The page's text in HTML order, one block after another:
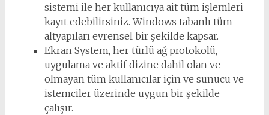
sistemi ile her kullanıcıya ait tüm işlemleri
kayıt edebilirsiniz. Windows tabanlı tüm
altyapıları evrensel bir şekilde kapsar.
Ekran System, her türlü ağ protokolü,
uygulama ve aktif dizine dahil olan ve
olmayan tüm kullanıcılar için ve sunucu ve
istemciler üzerinde uygun bir şekilde
çalışır.